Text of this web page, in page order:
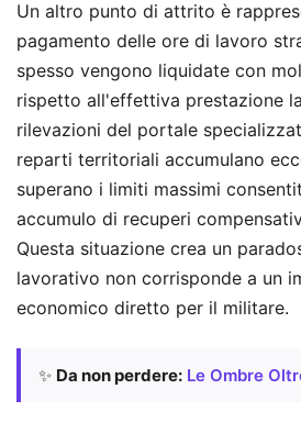
Un altro punto di attrito è
pagamento delle ore di lavoro
spesso vengono liquidate con
rispetto all'effettiva prestazione
rilevazioni del portale
reparti territoriali accumulano
superano i limiti massimi
accumulo di recuperi
Questa situazione crea un
lavorativo non corrisponde a un
economico diretto per il militare.
✨ Da non perdere: Le Ombre